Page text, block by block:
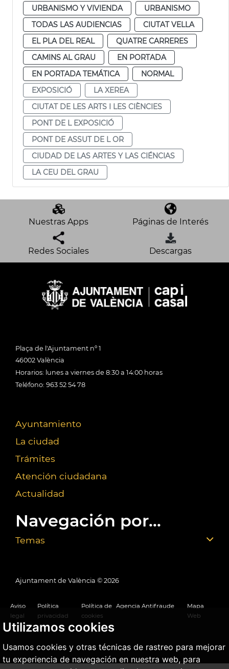
Utilizamos cookies
Usamos cookies y otras técnicas de rastreo para mejorar
tu experiencia de navegación en nuestra web, para
URBANISMO Y VIVIENDA
URBANISMO
TODAS LAS AUDIENCIAS
CIUTAT VELLA
EL PLA DEL REAL
QUATRE CARRERES
CAMINS AL GRAU
EN PORTADA
EN PORTADA TEMÁTICA
NORMAL
EXPOSICIÓ
LA XEREA
CIUTAT DE LES ARTS I LES CIÈNCIES
PONT DE L EXPOSICIÓ
PONT DE ASSUT DE L OR
CIUDAD DE LAS ARTES Y LAS CIÉNCIAS
LA CEU DEL GRAU
Nuestras Apps Páginas de Interés
Redes Sociales Descargas
Plaça de l'Ajuntament nº 1
46002 València
Horarios: lunes a viernes de 8:30 a 14:00 horas
Teléfono: 963 52 54 78
Ayuntamiento
La ciudad
Trámites
Atención ciudadana
Actualidad
Navegación por...
Temas
Ajuntament de València © 2026
Aviso
legal
Política
privacidad
Política de
cookies
Agencia Antifraude
Mapa
Web